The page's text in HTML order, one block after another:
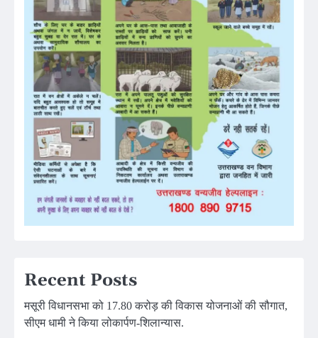
Recent Posts
मसूरी विधानसभा को 17.80 करोड़ की विकास योजनाओं की सौगात,
सीएम धामी ने किया लोकार्पण-शिलान्यास.